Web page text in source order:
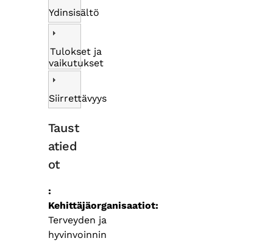
Ydinsisältö
Tulokset ja
vaikutukset
Siirrettävyys
Taust
atied
ot
Kehittäjäorganisaatiot
Terveyden ja
hyvinvoinnin